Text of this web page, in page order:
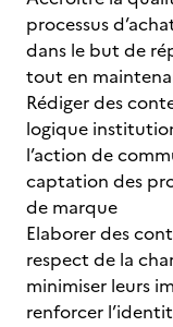
processus
dans le but de
tout en
Rédiger des
logique
l’action de
captation des
de marque
Elaborer des
respect de la
minimiser leurs
renforcer